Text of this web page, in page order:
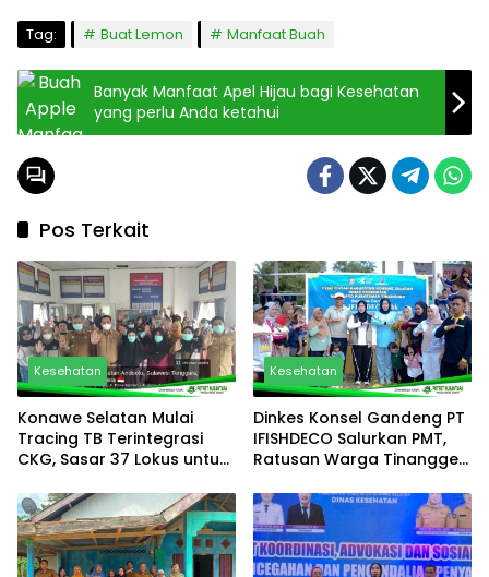
Tag: Buat Lemon Manfaat Buah
Banyak Manfaat Apel Hijau bagi Kesehatan
yang perlu Anda ketahui
Pos Terkait
Kesehatan
Konawe Selatan Mulai
Tracing TB Terintegrasi
CKG, Sasar 37 Lokus untuk
Tuberkulosis
Kesehatan
Dinkes Konsel Gandeng PT
IFISHDECO Salurkan PMT,
Ratusan Warga Tinanggea
Kesehatan Gratis